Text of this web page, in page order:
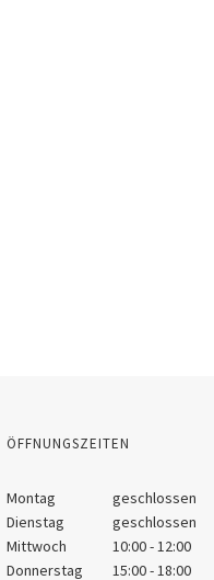
ÖFFNUNGSZEITEN
Montag
geschlossen
Dienstag
geschlossen
Mittwoch
10:00 - 12:00
Donnerstag
15:00 - 18:00